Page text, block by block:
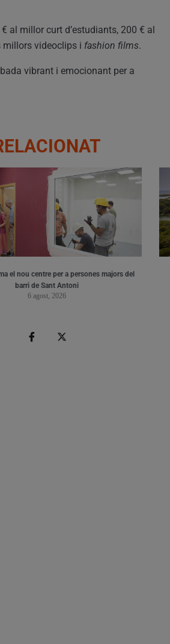
al millor curt d’estudiants, 200 € al
millors videoclips i fashion films.
vibrant i emocionant per a
el nou centre per a persones majors del
barri de Sant Antoni
6 agost, 2026